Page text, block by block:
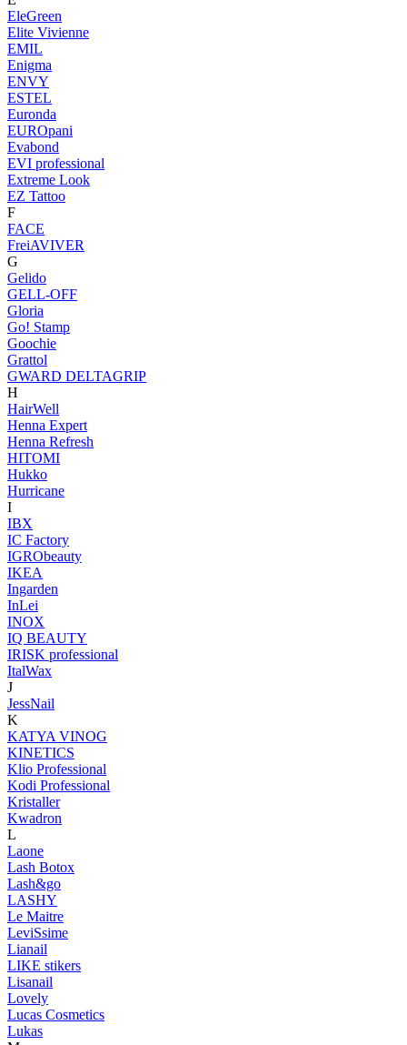
EleGreen
Elite Vivienne
EMIL
Enigma
ENVY
ESTEL
Euronda
EUROpani
Evabond
EVI professional
Extreme Look
EZ Tattoo
F
FACE
FreiAVIVER
G
Gelido
GELL-OFF
Gloria
Go! Stamp
Goochie
Grattol
GWARD DELTAGRIP
H
HairWell
Henna Expert
Henna Refresh
HITOMI
Hukko
Hurricane
I
IBX
IC Factory
IGRObeauty
IKEA
Ingarden
InLei
INOX
IQ BEAUTY
IRISK professional
ItalWax
J
JessNail
K
KATYA VINOG
KINETICS
Klio Professional
Kodi Professional
Kristaller
Kwadron
L
Laone
Lash Botox
Lash&go
LASHY
Le Maitre
LeviSsime
Lianail
LIKE stikers
Lisanail
Lovely
Lucas Cosmetics
Lukas